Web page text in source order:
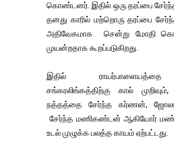
கொண்டனர். இதில் ஒரு தரப்பை
தனது காரில் மற்றொரு தரப்பை
அதிவேகமாக சென்று மோதி
முயன்றதாக கூறப்படுகிறது.
இதில்
சங்கரலிங்கத்திற்கு கால்
நத்தத்தை சேர்ந்த கர்ணன்,
சேர்ந்த மணிகண்டன் ஆகியோர்
உடல் முழுக்க பலத்த காயம் ஏற்பட்டது.